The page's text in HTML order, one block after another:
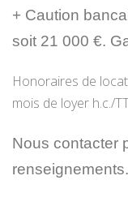
+ Caution
soit 21 000 €.
Honoraires de
mois de loyer h.c./
Nous contacter
renseignements.